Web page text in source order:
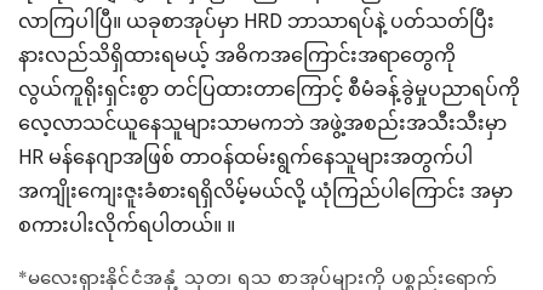
လာကြပါပြီ။ ယခုစာအုပ်မှာ HRD ဘာသာရပ်နဲ့ ပတ်သတ်ပြီး
နားလည်သိရှိထားရမယ့် အဓိကအကြောင်းအရာတွေကို
လွယ်ကူရိုးရှင်းစွာ တင်ပြထားတာကြောင့် စီမံခန့်ခွဲမှုပညာရပ်ကို
လေ့လာသင်ယူနေသူများသာမကဘဲ အဖွဲ့အစည်းအသီးသီးမှာ
HR မန်နေဂျာအဖြစ် တာဝန်ထမ်းရွက်နေသူများအတွက်ပါ
အကျိုးကျေးဇူးခံစားရရှိလိမ့်မယ်လို့ ယုံကြည်ပါကြောင်း အမှာ
စကားပါးလိုက်ရပါတယ်။ ။
*မလေးရှားနိုင်ငံအနှံ့ သုတ၊ ရသ စာအုပ်များကို ပစ္စည်းရောက်